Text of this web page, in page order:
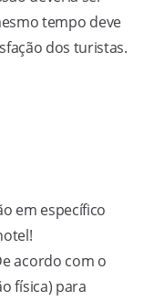
tempo deve
dos turistas.
em específico
acordo com o
física) para